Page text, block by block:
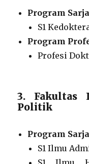
Program
S1
Program
Profesi
3. Fakultas
Politik
Program
S1 Ilmu